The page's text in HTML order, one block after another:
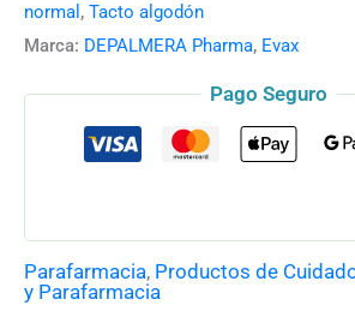
normal , Tacto algodón
Marca: DEPALMERA Pharma, Evax
Pago Seguro
Parafarmacia, Productos de
y Parafarmacia